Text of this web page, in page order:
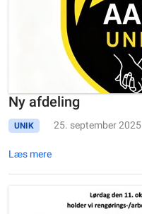
Ny afdeling
UNIK 25. september 2025
Læs mere